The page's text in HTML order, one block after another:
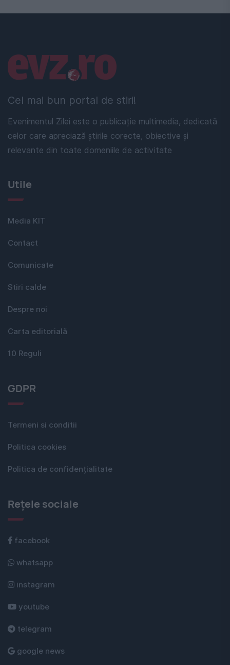
Cel mai bun portal de stiri!
Evenimentul Zilei este o publicație multimedia, dedicată
celor care apreciază știrile corecte, obiective și
relevante din toate domeniile de activitate
Linkuri utile
Utile
Media KIT
Contact
Comunicate
Stiri calde
Despre noi
Carta editorială
10 Reguli
GDPR
Termeni si conditii
Politica cookies
Politica de confidențialitate
Rețele sociale
facebook
whatsapp
instagram
youtube
telegram
google news